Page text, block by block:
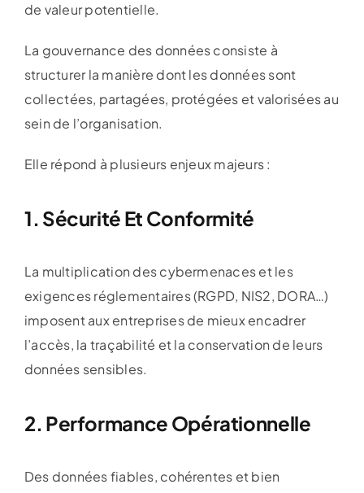
de valeur potentielle.
La gouvernance des données consiste à
structurer la manière dont les données sont
collectées, partagées, protégées et valorisées au
sein de l’organisation.
Elle répond à plusieurs enjeux majeurs :
1. Sécurité Et Conformité
La multiplication des cybermenaces et les
exigences réglementaires (RGPD, NIS2, DORA…)
imposent aux entreprises de mieux encadrer
l’accès, la traçabilité et la conservation de leurs
données sensibles.
2. Performance Opérationnelle
Des données fiables, cohérentes et bien